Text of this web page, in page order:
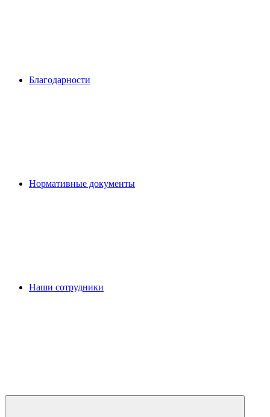
Благодарности
Нормативные документы
Наши сотрудники